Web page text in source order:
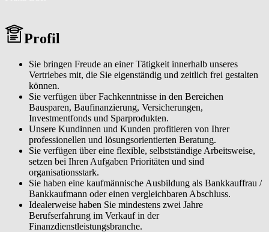
Profil
Sie bringen Freude an einer Tätigkeit innerhalb unseres
Vertriebes mit, die Sie eigenständig und zeitlich frei gestalten
können.
Sie verfügen über Fachkenntnisse in den Bereichen
Bausparen, Baufinanzierung, Versicherungen,
Investmentfonds und Sparprodukten.
Unsere Kundinnen und Kunden profitieren von Ihrer
professionellen und lösungsorientierten Beratung.
Sie verfügen über eine flexible, selbstständige Arbeitsweise,
setzen bei Ihren Aufgaben Prioritäten und sind
organisationsstark.
Sie haben eine kaufmännische Ausbildung als Bankkauffrau /
Bankkaufmann oder einen vergleichbaren Abschluss.
Idealerweise haben Sie mindestens zwei Jahre
Berufserfahrung im Verkauf in der
Finanzdienstleistungsbranche.